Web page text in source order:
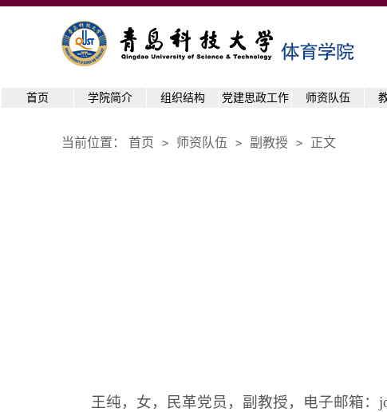
首页 学院简介 组织结构 党建思政工作 师资队伍
当前位置： 首页 > 师资队伍 > 副教授 > 正文
王纯，女，民革党员，副教授，电子邮箱：